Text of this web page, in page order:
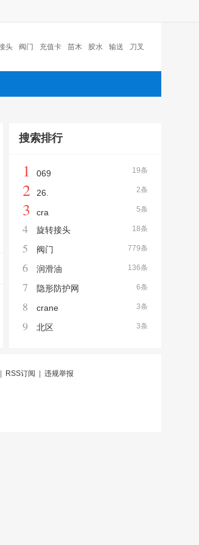
头 阀门 充值卡 苗木 胶水 输送 刀叉
隐形防护网 润滑油
搜索排行
19条
1 069
2条
2 26.
5条
3 cra
18条
4 旋转接头
779条
5 阀门
136条
6 润滑油
6条
7 隐形防护网
3条
8 crane
3条
9 北区
RSS订阅 违规举报